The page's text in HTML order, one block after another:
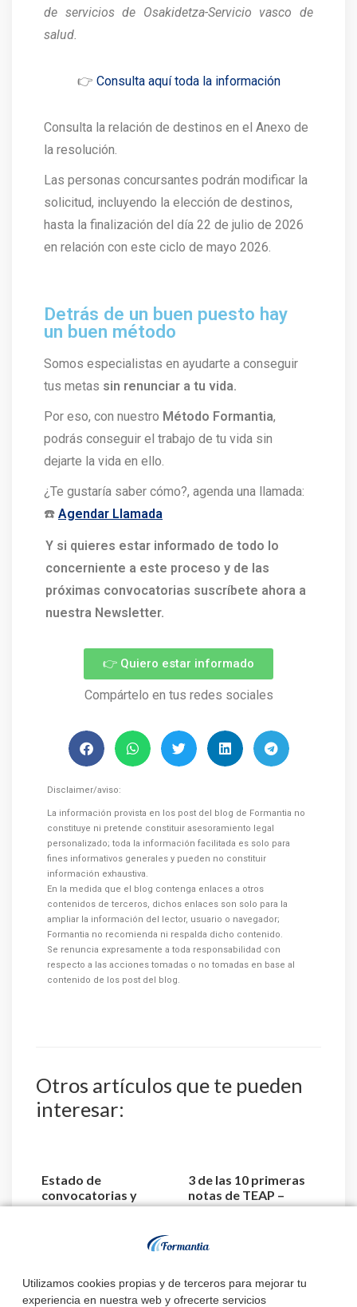
Utilizamos cookies propias y de terceros para mejorar tu
experiencia en nuestra web y ofrecerte servicios
de servicios de Osakidetza-Servicio vasco de
salud.
👉 Consulta aquí toda la información
Consulta la relación de destinos en el Anexo de
la resolución.
Las personas concursantes podrán modificar la
solicitud, incluyendo la elección de destinos,
hasta la finalización del día 22 de julio de 2026
en relación con este ciclo de mayo 2026.
Detrás de un buen puesto hay
un buen método
Somos especialistas en ayudarte a conseguir
tus metas sin renunciar a tu vida.
Por eso, con nuestro Método Formantia,
podrás conseguir el trabajo de tu vida sin
dejarte la vida en ello.
¿Te gustaría saber cómo?, agenda una llamada:
☎️ Agendar Llamada
Y si quieres estar informado de todo lo
concerniente a este proceso y de las
próximas convocatorias suscríbete ahora a
nuestra Newsletter.
👉 Quiero estar informado
Compártelo en tus redes sociales
Disclaimer/aviso:
La información provista en los post del blog de Formantia no
constituye ni pretende constituir asesoramiento legal
personalizado; toda la información facilitada es solo para
fines informativos generales y pueden no constituir
información exhaustiva.
En la medida que el blog contenga enlaces a otros
contenidos de terceros, dichos enlaces son solo para la
ampliar la información del lector, usuario o navegador;
Formantia no recomienda ni respalda dicho contenido.
Se renuncia expresamente a toda responsabilidad con
respecto a las acciones tomadas o no tomadas en base al
contenido de los post del blog.
Otros artículos que te pueden
interesar:
Estado de
convocatorias y
plazas de TEAP –
3 de las 10 primeras
notas de TEAP –
Técnico Superior
de Castilla y León
aprueba la relación ...